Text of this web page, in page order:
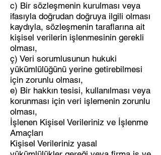
c) Bir sözleşmenin kurulması veya
ifasıyla doğrudan doğruya ilgili olması
kaydıyla, sözleşmenin taraflarına ait
kişisel verilerin işlenmesinin gerekli
olması,
ç) Veri sorumlusunun hukuki
yükümlülüğünü yerine getirebilmesi
için zorunlu olması,
e) Bir hakkın tesisi, kullanılması veya
korunması için veri işlemenin zorunlu
olması,
İşlenen Kişisel Verileriniz ve İşlenme
Amaçları
Kişisel Verileriniz yasal